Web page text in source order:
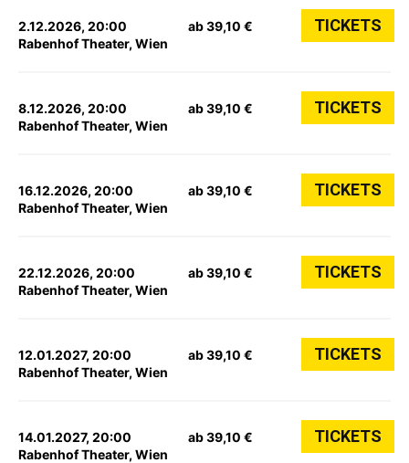
2.12.2026, 20:00
Rabenhof Theater, Wien
ab 39,10 € TICKETS
8.12.2026, 20:00
Rabenhof Theater, Wien
ab 39,10 € TICKETS
16.12.2026, 20:00
Rabenhof Theater, Wien
ab 39,10 € TICKETS
22.12.2026, 20:00
Rabenhof Theater, Wien
ab 39,10 € TICKETS
12.01.2027, 20:00
Rabenhof Theater, Wien
ab 39,10 € TICKETS
14.01.2027, 20:00
Rabenhof Theater, Wien
ab 39,10 € TICKETS